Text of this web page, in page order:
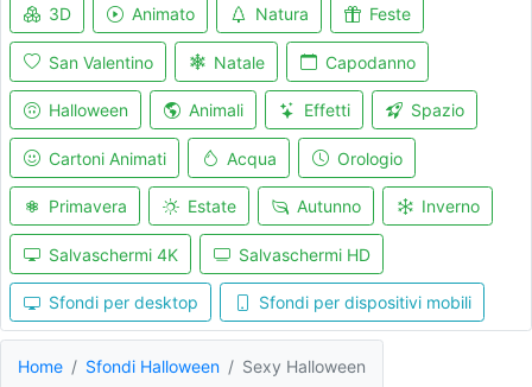
3D Animato Natura Feste
San Valentino Natale Capodanno
Halloween Animali Effetti Spazio
Cartoni Animati Acqua Orologio
Primavera Estate Autunno Inverno
Salvaschermi 4K Salvaschermi HD
Sfondi per desktop Sfondi per dispositivi mobili
Home Sfondi Halloween Sexy Halloween